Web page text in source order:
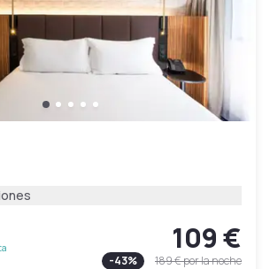
109 €
-43% 189 €por la noche